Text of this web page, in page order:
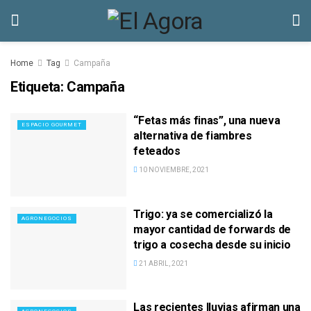
Home Tag Campaña
Etiqueta: Campaña
ESPACIO GOURMET
“Fetas más finas”, una nueva
alternativa de fiambres
feteados
10 NOVIEMBRE, 2021
AGRONEGOCIOS
Trigo: ya se comercializó la
mayor cantidad de forwards de
trigo a cosecha desde su inicio
21 ABRIL, 2021
Las recientes lluvias afirman una